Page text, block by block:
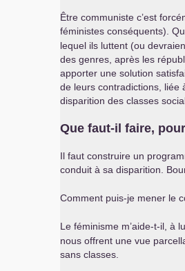
Être communiste c’est
féministes conséquents).
lequel ils luttent (ou
des genres, après les
apporter une solution
de leurs contradictions, liée
disparition des classes
Que faut-il faire,
Il faut construire un
conduit à sa disparition.
Comment puis-je mener le
Le féminisme m’aide-t-il, à
nous offrent une vue
sans classes.